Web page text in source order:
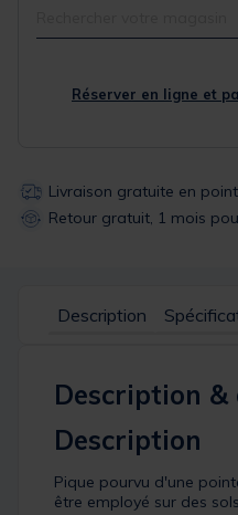
Réserver en ligne et
Livraison gratuite en
Retour gratuit, 1 mois
Description
Description &
Description
Pique pourvu d'une
être employé sur des